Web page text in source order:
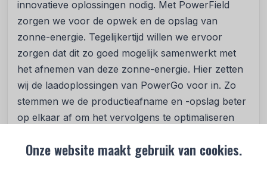
Onze website maakt gebruik van cookies.
innovatieve oplossingen nodig. Met PowerField
zorgen we voor de opwek en de opslag van
zonne-energie. Tegelijkertijd willen we ervoor
zorgen dat dit zo goed mogelijk samenwerkt met
het afnemen van deze zonne-energie. Hier zetten
wij de laadoplossingen van PowerGo voor in. Zo
stemmen we de productieafname en -opslag beter
op elkaar af om het vervolgens te optimaliseren
Technology Officer van PowerField en PowerGo.